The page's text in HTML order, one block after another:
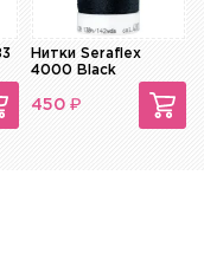
Нитки Seraflex
4000 Black
450 ₽